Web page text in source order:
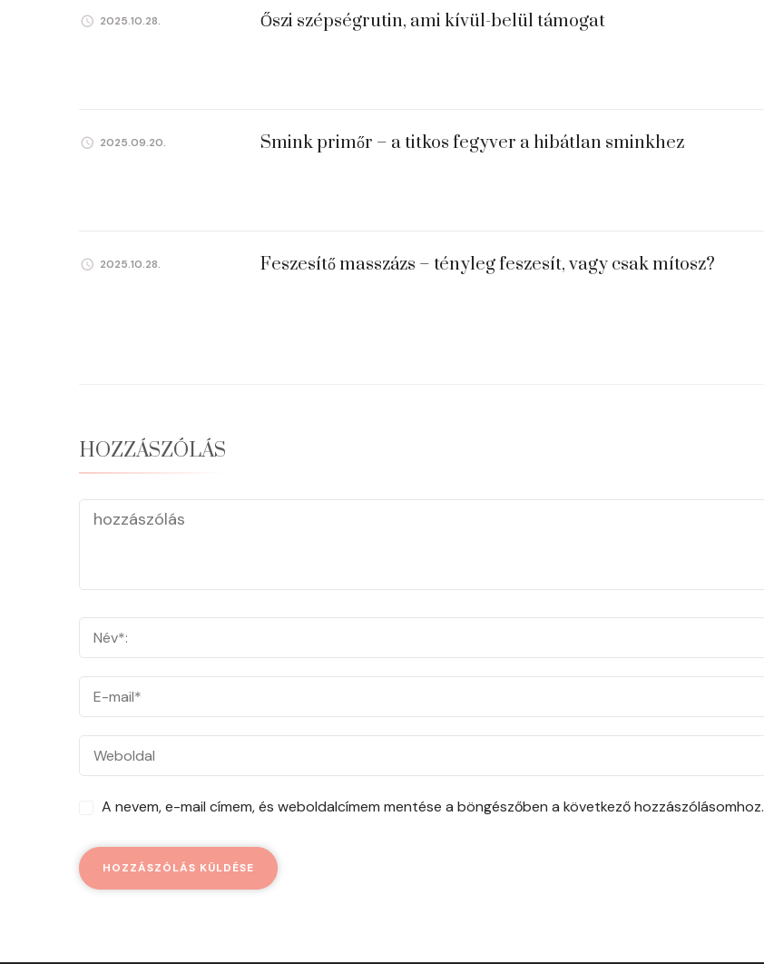
2025.10.28. Őszi szépségrutin, ami kívül-belül támogat
2025.09.20. Smink primőr – a titkos fegyver a hibátlan sminkhez
2025.10.28. Feszesítő masszázs – tényleg feszesít, vagy csak mítosz?
HOZZÁSZÓLÁS
A nevem, e-mail címem, és weboldalcímem mentése a böngészőben a következő hozzászólásomhoz.